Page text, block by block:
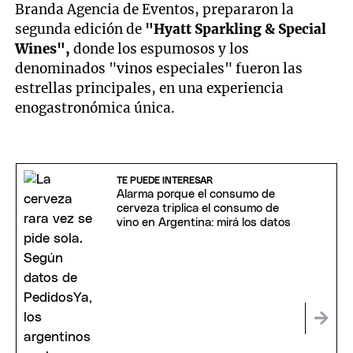
Branda Agencia de Eventos, prepararon la
segunda edición de "Hyatt Sparkling & Special
Wines", donde los espumosos y los
denominados "vinos especiales" fueron las
estrellas principales, en una experiencia
enogastronómica única.
TE PUEDE INTERESAR
Alarma porque el consumo de
cerveza triplica el consumo de
vino en Argentina: mirá los datos